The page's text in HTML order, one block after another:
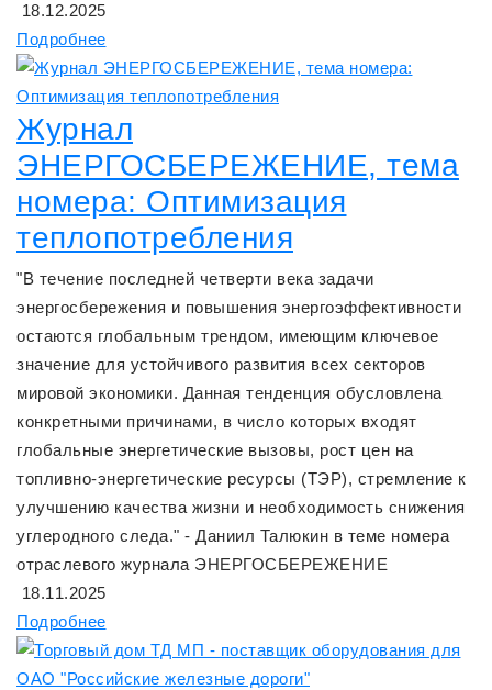
18.12.2025
Подробнее
Журнал
ЭНЕРГОСБЕРЕЖЕНИЕ, тема
номера: Оптимизация
теплопотребления
"В течение последней четверти века задачи
энергосбережения и повышения энергоэффективности
остаются глобальным трендом, имеющим ключевое
значение для устойчивого развития всех секторов
мировой экономики. Данная тенденция обусловлена
конкретными причинами, в число которых входят
глобальные энергетические вызовы, рост цен на
топливно-энергетические ресурсы (ТЭР), стремление к
улучшению качества жизни и необходимость снижения
углеродного следа." - Даниил Талюкин в теме номера
отраслевого журнала ЭНЕРГОСБЕРЕЖЕНИЕ
18.11.2025
Подробнее